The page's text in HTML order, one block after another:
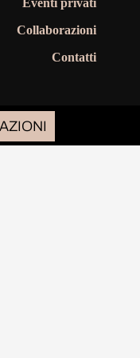
Eventi privati
Collaborazioni
Contatti